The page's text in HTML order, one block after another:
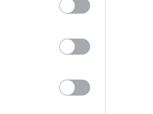
Akadémiai